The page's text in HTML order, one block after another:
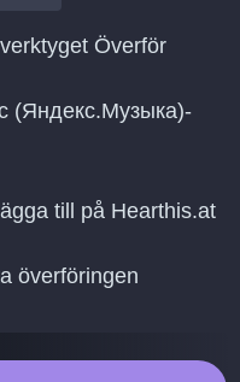
Överför
(Яндекс.Музыка)-
till på Hearthis.at
överföringen